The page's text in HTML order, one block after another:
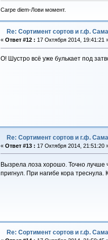
Carpe diem-Лови момент.
Re: Сортимент сортов и г.ф.
« Ответ #12 : 17 Октября 2014, 19:41:21
О! Шустро всё уже булькает под
Re: Сортимент сортов и г.ф.
« Ответ #13 : 17 Октября 2014, 21:51:20
Вызрела лоза хорошо. Точно лучше
пригнул. При нагибе кора
Re: Сортимент сортов и г.ф.